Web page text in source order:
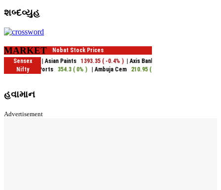
શબ્દવ્યુહ
MARKET
હવામાન
Advertisement